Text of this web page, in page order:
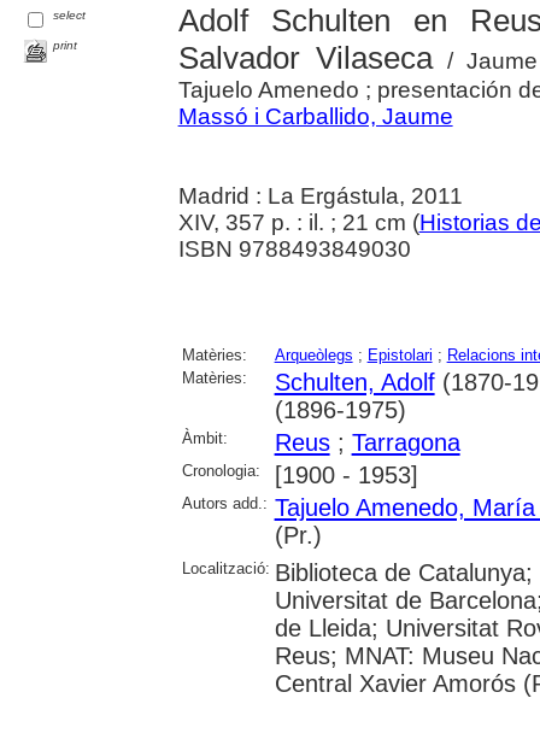
select
print
Adolf Schulten en
Salvador Vilaseca/ Jaume
Tajuelo Amenedo ; presentación
Massó i Carballido, Jaume
Madrid : La Ergástula, 2011
XIV, 357 p. : il. ; 21 cm (Historias
ISBN 9788493849030
Matèries: Arqueòlegs ; Epistolari ; Relacions
Matèries:
Schulten, Adolf(1870-
(1896-1975)
Àmbit: Reus; Tarragona
Cronologia: [1900 - 1953]
Autors add.: Tajuelo Amenedo,
(Pr.)
Localització: Biblioteca de
Universitat de
de Lleida; Universitat
Reus; MNAT: Museu
Central Xavier Amorós